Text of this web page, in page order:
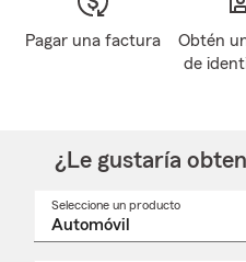
Pagar una factura
Obtén
de
¿Le gustaría
Seleccione un producto